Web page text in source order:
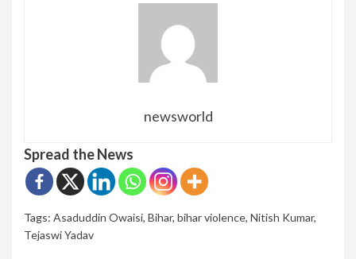
newsworld
Spread the News
Tags: Asaduddin Owaisi, Bihar, bihar violence, Nitish Kumar,
Tejaswi Yadav